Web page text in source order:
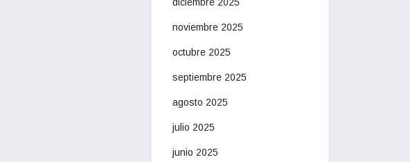
noviembre 2025
octubre 2025
septiembre 2025
agosto 2025
julio 2025
junio 2025